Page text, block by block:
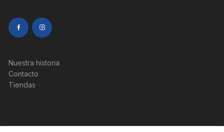
Nuestra historia
Contacto
Tiendas